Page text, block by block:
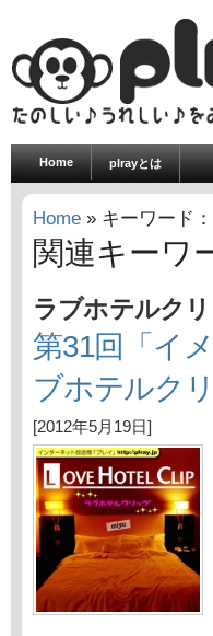
Home plrayとは
Home » キーワード
関連キーワ
ラブホテルク
第31回「イ
ブホテルク
[2012年5月19日]